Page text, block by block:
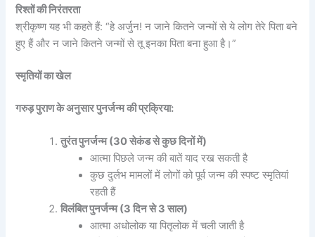
रिश्तों की निरंतरता
श्रीकृष्ण यह भी कहते हैं:“हे अर्जुन! न जाने कितने जन्मों से ये लोग तेरे पिता बने
हुए हैं और न जाने कितने जन्मों से तू इनका पिता बना हुआ है।”
स्मृतियों का खेल
गरुड़ पुराण के अनुसार पुनर्जन्म की प्रक्रिया:
तुरंत पुनर्जन्म (30 सेकंड से कुछ दिनों में)
आत्मा पिछले जन्म की बातें याद रख सकती है
कुछ दुर्लभ मामलों में लोगों को पूर्व जन्म की स्पष्ट स्मृतियां
रहती हैं
विलंबित पुनर्जन्म (3 दिन से 3 साल)
आत्मा अधोलोक या पितृलोक में चली जाती है